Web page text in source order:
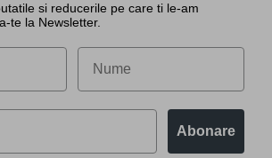
si reducerile pe care ti le-am
te la Newsletter.
Abonare